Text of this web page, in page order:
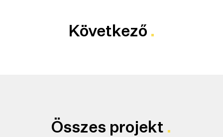
Következő
Összes projekt